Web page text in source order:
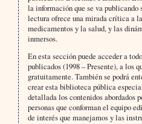
la información que se va publicando
lectura ofrece una mirada crítica a
medicamentos y la salud, y las
inmersos.
En esta sección puede acceder a
publicados (1998 – Presente), a los
gratuitamente. También se podrá
crear esta biblioteca pública
detallada los contenidos abordados
personas que conforman el equipo
de interés que manejamos y las